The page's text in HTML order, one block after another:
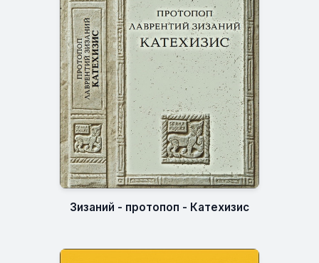
Зизаний - протопоп - Катехизис